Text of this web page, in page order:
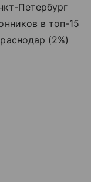
Петербург
в топ-15
(2%)